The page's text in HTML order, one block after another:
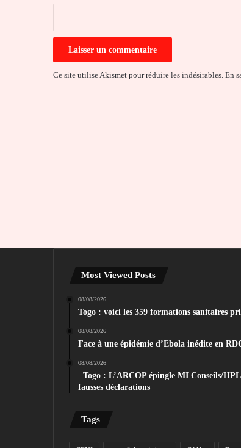
Ce site utilise Akismet pour réduire les indésirables. En
Most Viewed Posts
08/08/2026
Togo : voici les 359 formations sanitaires
08/08/2026
Face à une épidémie d’Ebola inédite en
08/08/2026
Togo : L’ARCOP épingle MI Conseils/
fausses déclarations
Tags